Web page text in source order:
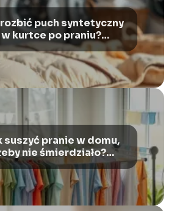
puch syntetyczny
w kurtce po praniu?
sposoby
suszyć pranie w domu,
nie śmierdziało?
Sprawdzone sposoby!